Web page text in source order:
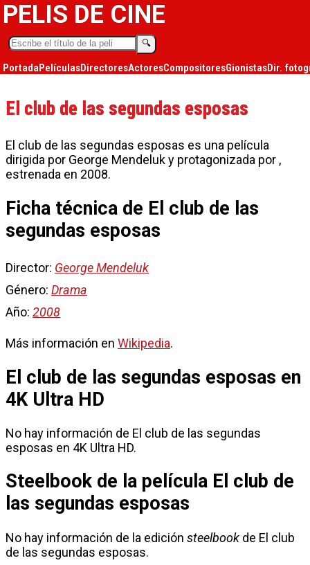
PELIS DE CINE
🔍︎
PortadaPelículasDirectoresActoresCompositoresGionistasDir.
El club de las segundas esposas
El club de las segundas esposas es una película
dirigida por George Mendeluk y protagonizada por ,
estrenada en 2008.
Ficha técnica de El club de las
segundas esposas
Director: George Mendeluk
Género: Drama
Año: 2008
Más información en Wikipedia.
El club de las segundas esposas en
4K Ultra HD
No hay información de El club de las segundas
esposas en 4K Ultra HD.
Steelbook de la película El club de
las segundas esposas
No hay información de la edición steelbook de El club
de las segundas esposas.